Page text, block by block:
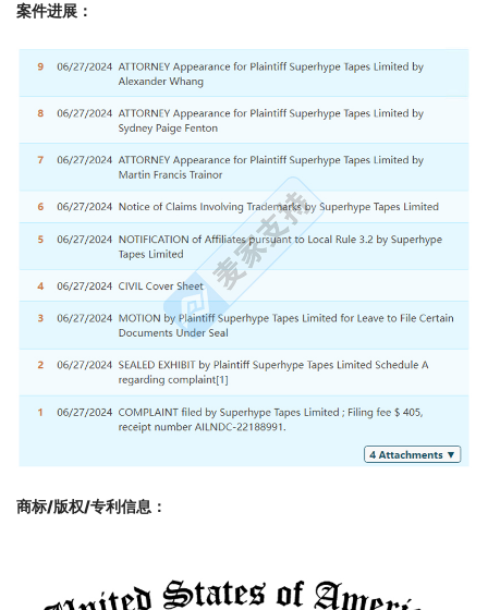
案件进展：
商标/版权/专利信息 ：